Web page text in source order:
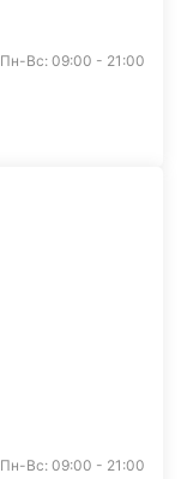
Пн-Вс: 09:00 - 21:00
Пн-Вс: 09:00 - 21:00